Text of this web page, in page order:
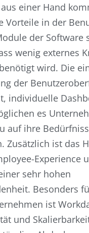
einer Hand
Vorteile in der
der Software
wenig externes
wird. Die
der
individuelle
es
auf ihre
Zusätzlich ist das
Experience
sehr hohen
Besonders
ist
und